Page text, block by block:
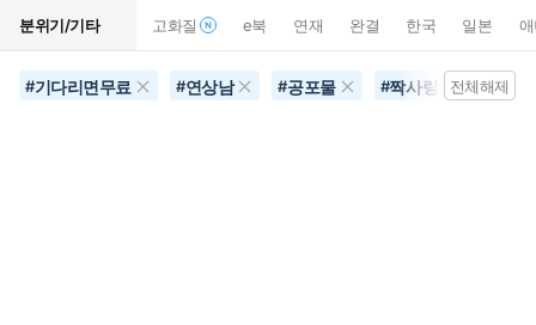
분위기/기타 고화질 e북 연재 완결 한국 일본
#기다리면무료 #연상남 #공포물 #짝사랑 전체해제